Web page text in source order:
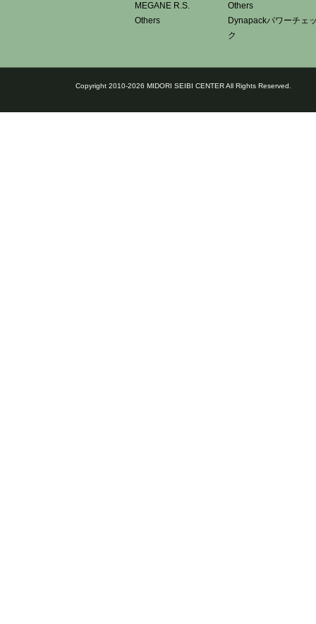
MEGANE R.S.
Others
Others
Dynapackパワーチェ
ク
Copyright 2010-2026 MIDORI SEIBI CENTER All Rights Reserved.